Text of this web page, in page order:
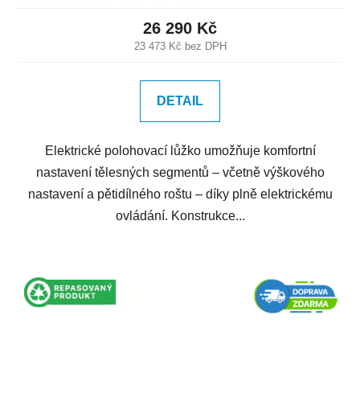
23 473 Kč bez DPH
26 290 Kč
DETAIL
Elektrické polohovací lůžko umožňuje komfortní
nastavení tělesných segmentů – včetně výškového
nastavení a pětidílného roštu – díky plně elektrickému
ovládání. Konstrukce...